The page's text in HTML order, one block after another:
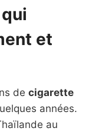
et
de cigarette
années.
au